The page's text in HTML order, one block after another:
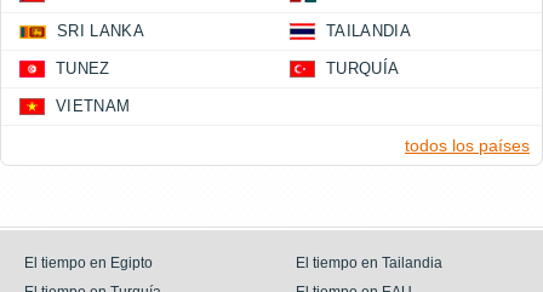
SRI LANKA TAILANDIA
TUNEZ TURQUÍA
VIETNAM
todos los países
El tiempo en Egipto
El tiempo en Tailandia